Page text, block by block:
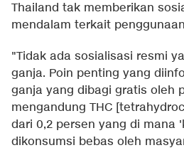
Thailand tak memberikan
mendalam terkait
"Tidak ada sosialisasi resmi
ganja. Poin penting yang
ganja yang dibagi gratis oleh
mengandung THC
dari 0,2 persen yang di mana
dikonsumsi bebas oleh